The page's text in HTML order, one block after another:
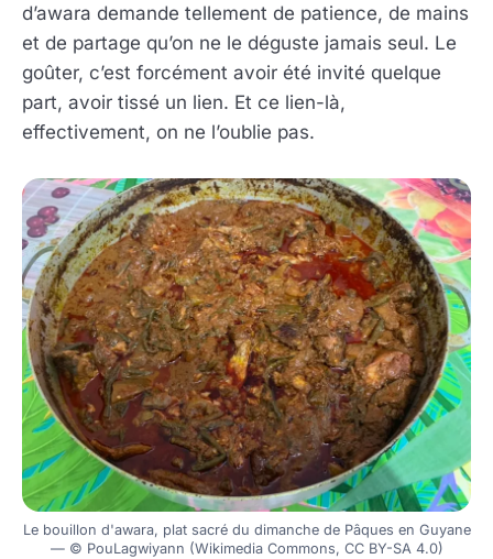
d’awara demande tellement de patience, de mains
et de partage qu’on ne le déguste jamais seul. Le
goûter, c’est forcément avoir été invité quelque
part, avoir tissé un lien. Et ce lien-là,
effectivement, on ne l’oublie pas.
Le bouillon d'awara, plat sacré du dimanche de Pâques en Guyane
— © PouLagwiyann (Wikimedia Commons, CC BY-SA 4.0)